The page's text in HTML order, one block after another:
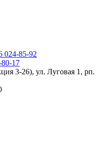
024-85-92
17
3-26), ул. Луговая 1, рп.